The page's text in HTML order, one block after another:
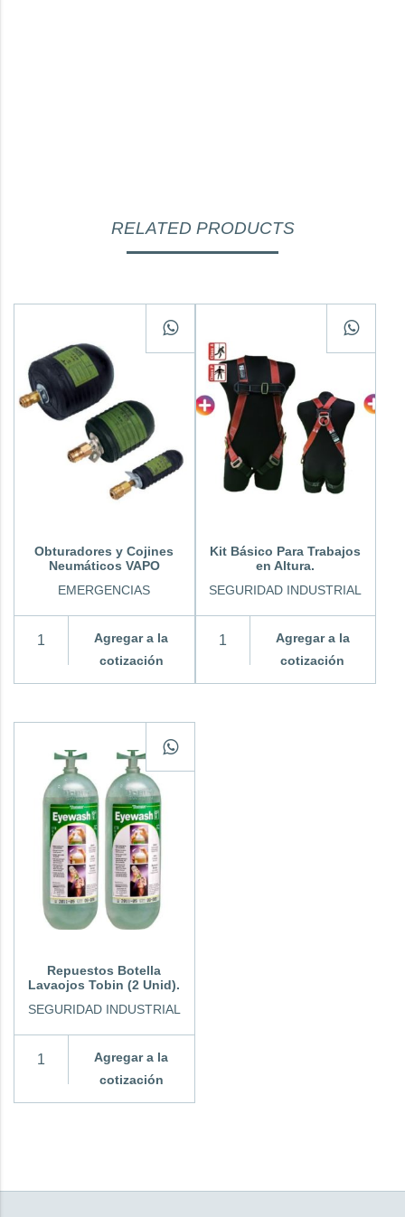
RELATED PRODUCTS
Obturadores y Cojines
Neumáticos VAPO
EMERGENCIAS
Agregar a la
cotización
Kit Básico Para Trabajos
en Altura.
SEGURIDAD INDUSTRIAL
Agregar a la
cotización
Repuestos Botella
Lavaojos Tobin (2 Unid).
SEGURIDAD INDUSTRIAL
Agregar a la
cotización